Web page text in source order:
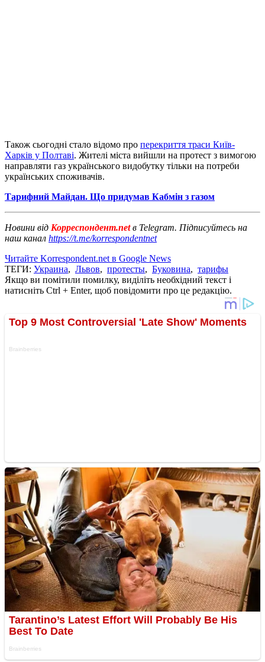
Також сьогодні стало відомо про перекриття траси Київ-
Харків у Полтаві. Жителі міста вийшли на протест з вимогою
направляти газ українського видобутку тільки на потреби
українських споживачів.
Тарифний Майдан. Що придумав Кабмін з газом
Новини від Корреспондент.netв Telegram. Підписуйтесь на
наш канал https://t.me/korrespondentnet
Читайте Korrespondent.net в Google News
ТЕГИ: Украина, Львов, протесты, Буковина, тарифы
Якщо ви помітили помилку, виділіть необхідний текст і
натисніть Ctrl + Enter, щоб повідомити про це редакцію.